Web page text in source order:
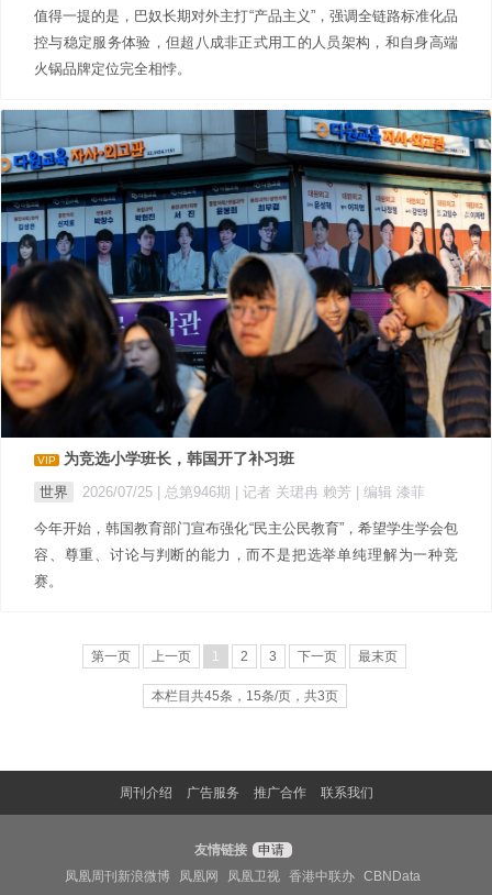
值得一提的是，巴奴长期对外主打“产品主义”，强调全链路标准化品
控与稳定服务体验，但超八成非正式用工的人员架构，和自身高端
火锅品牌定位完全相悖。
VIP 为竞选小学班长，韩国开了补习班
世界 2026/07/25 | 总第946期 | 记者 关珺冉 赖芳 | 编辑 漆菲
今年开始，韩国教育部门宣布强化“民主公民教育”，希望学生学会包
容、尊重、讨论与判断的能力，而不是把选举单纯理解为一种竞
赛。
第一页 上一页 1 2 3 下一页 最末页
本栏目共45条，15条/页，共3页
周刊介绍 广告服务 推广合作 联系我们
友情链接
申请
凤凰周刊新浪微博
凤凰网 凤凰卫视 香港中联办 CBNData